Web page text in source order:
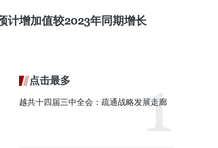
计增加值较2023年同期增长
点击最多
越共十四届三中全会：疏通战略发展走廊